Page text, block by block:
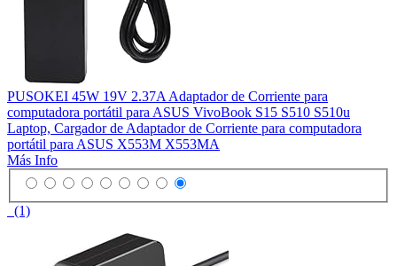
PUSOKEI 45W 19V 2.37A Adaptador de Corriente para
computadora portátil para ASUS VivoBook S15 S510 S510u
Laptop, Cargador de Adaptador de Corriente para computadora
portátil para ASUS X553M X553MA
Más Info
(1)